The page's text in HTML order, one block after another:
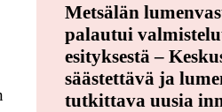
Metsälän
palautui
esityksestä –
säästettävä ja
tutkittava uusia